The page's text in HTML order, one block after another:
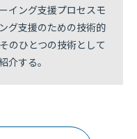
イング支援プロセスモ
グ支援のための技術的
のひとつの技術として
介する。